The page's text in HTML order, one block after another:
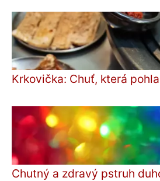
Krkovička: Chuť, která
Chutný a zdravý pstruh